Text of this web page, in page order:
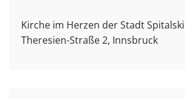
Kirche im Herzen der Stadt
Theresien-Straße 2, Innsbruck